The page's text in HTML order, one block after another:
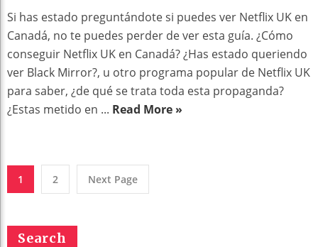
Si has estado preguntándote si puedes ver Netflix UK en
Canadá, no te puedes perder de ver esta guía. ¿Cómo
conseguir Netflix UK en Canadá? ¿Has estado queriendo
ver Black Mirror?, u otro programa popular de Netflix UK
para saber, ¿de qué se trata toda esta propaganda?
¿Estas metido en ... Read More »
1 2 Next Page
Search